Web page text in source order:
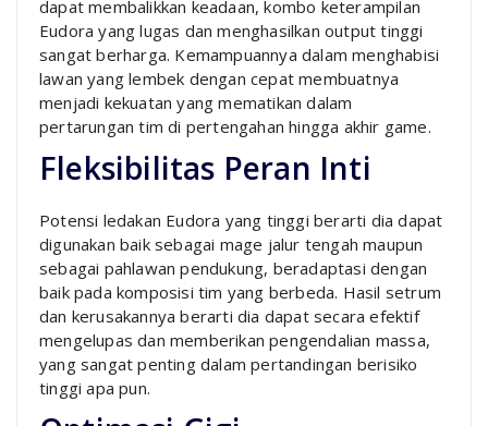
dapat membalikkan keadaan, kombo keterampilan
Eudora yang lugas dan menghasilkan output tinggi
sangat berharga. Kemampuannya dalam menghabisi
lawan yang lembek dengan cepat membuatnya
menjadi kekuatan yang mematikan dalam
pertarungan tim di pertengahan hingga akhir game.
Fleksibilitas Peran Inti
Potensi ledakan Eudora yang tinggi berarti dia dapat
digunakan baik sebagai mage jalur tengah maupun
sebagai pahlawan pendukung, beradaptasi dengan
baik pada komposisi tim yang berbeda. Hasil setrum
dan kerusakannya berarti dia dapat secara efektif
mengelupas dan memberikan pengendalian massa,
yang sangat penting dalam pertandingan berisiko
tinggi apa pun.